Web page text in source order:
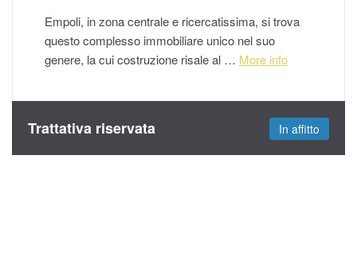
Empoli, in zona centrale e ricercatissima, si trova
questo complesso immobiliare unico nel suo
genere, la cui costruzione risale al … More info
Trattativa riservata In affitto